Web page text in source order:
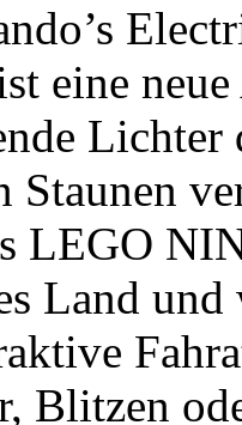
eine
Lichter
Staunen
LEGO
Land
Blitzen